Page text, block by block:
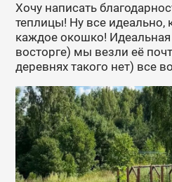
Хочу написать
теплицы! Ну все
каждое окошко! Идеальная
восторге) мы везли её
деревнях такого нет) все